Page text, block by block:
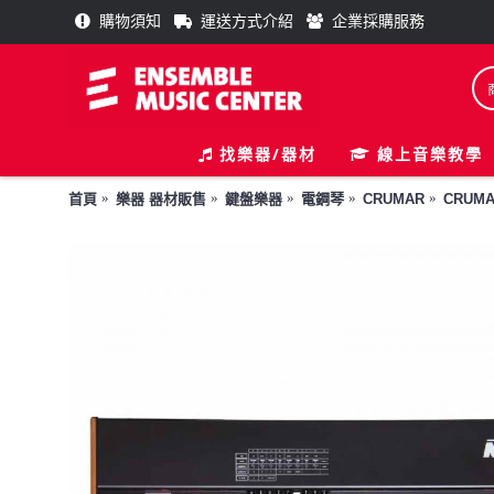
購物須知 運送方式介紹 企業採購服務
找樂器/器材 線上音樂教學
首頁 樂器 器材販售 鍵盤樂器 電鋼琴 CRUMAR